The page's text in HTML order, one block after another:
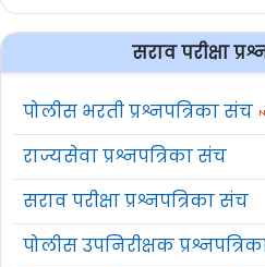
सराव परीक्षा
पोलीस भरती प्रश्नपत्रिका संच
राज्यसेवा प्रश्नपत्रिका संच
सराव परीक्षा प्रश्नपत्रिका संच
पोलीस उपनिरीक्षक